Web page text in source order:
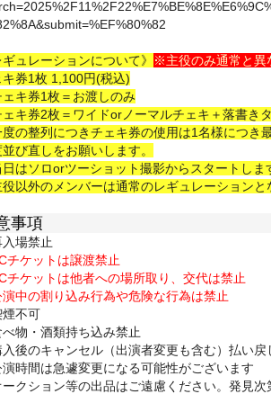
ギュレーションについて》
※主役のみ通常と異
キ券1枚 1,100円(税込)
ェキ券1枚＝お渡しのみ
ェキ券2枚＝ワイドorノーマルチェキ＋落書き
度の整列につきチェキ券の使用は1名様につき
び直しをお願いします。
日はソロorツーショット撮影からスタートしま
役以外のメンバーは通常のレギュレーションと
事項
入場禁止
チケットは譲渡禁止
チケットは他者への場所取り、交代は禁止
演中の割り込み行為や危険な行為は禁止
煙不可
べ物・酒類持ち込み禁止
入後のキャンセル（出演者変更も含む）払い
演時間は急遽変更になる可能性がございます
ークション等の出品はご遠慮ください。発見次